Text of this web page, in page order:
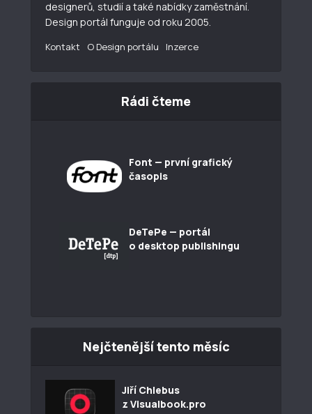
designerů, studií a také nabídky zaměstnání.
Design portál funguje od roku 2005.
Kontakt O Design portálu Inzerce
Rádi čteme
Font — první grafický
časopis
DeTePe — portál
o desktop publishingu
Nejčtenější tento měsíc
Jiří Chlebus
z Visualbook.pro